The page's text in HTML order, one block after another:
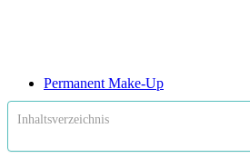
Permanent Make-Up
Inhaltsverzeichnis